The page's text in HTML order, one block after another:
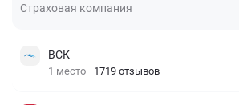
Страховая компания
ВСК
1 место 1719 отзывов